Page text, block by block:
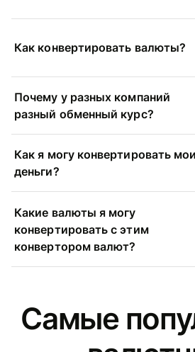
Как конвертировать валюты?
Почему у разных компаний
разный обменный курс?
Как я могу конвертировать мои
деньги?
Какие валюты я могу
конвертировать с этим
конвертором валют?
Самые